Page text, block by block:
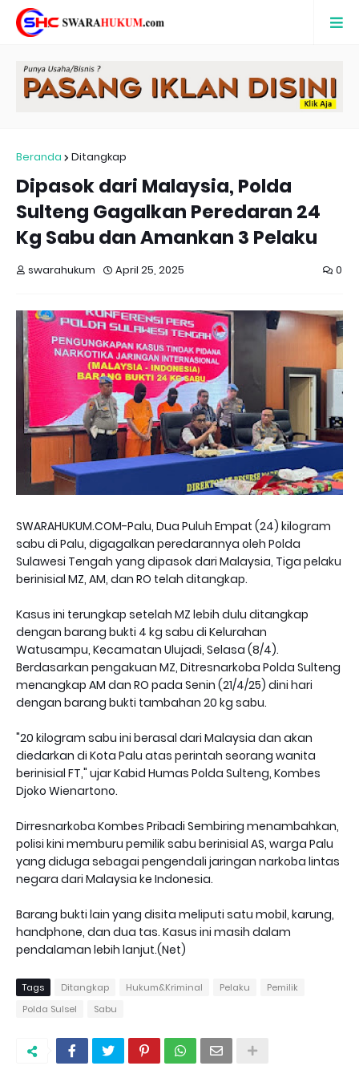
Beranda Ditangkap
Dipasok dari Malaysia, Polda
Sulteng Gagalkan Peredaran 24
Kg Sabu dan Amankan 3 Pelaku
swarahukum April 25, 2025 0
SWARAHUKUM.COM-Palu, Dua Puluh Empat (24) kilogram
sabu di Palu, digagalkan peredarannya oleh Polda
Sulawesi Tengah yang dipasok dari Malaysia, Tiga pelaku
berinisial MZ, AM, dan RO telah ditangkap.
Kasus ini terungkap setelah MZ lebih dulu ditangkap
dengan barang bukti 4 kg sabu di Kelurahan
Watusampu, Kecamatan Ulujadi, Selasa (8/4).
Berdasarkan pengakuan MZ, Ditresnarkoba Polda Sulteng
menangkap AM dan RO pada Senin (21/4/25) dini hari
dengan barang bukti tambahan 20 kg sabu.
"20 kilogram sabu ini berasal dari Malaysia dan akan
diedarkan di Kota Palu atas perintah seorang wanita
berinisial FT," ujar Kabid Humas Polda Sulteng, Kombes
Djoko Wienartono.
Dirresnarkoba Kombes Pribadi Sembiring menambahkan,
polisi kini memburu pemilik sabu berinisial AS, warga Palu
yang diduga sebagai pengendali jaringan narkoba lintas
negara dari Malaysia ke Indonesia.
Barang bukti lain yang disita meliputi satu mobil, karung,
handphone, dan dua tas. Kasus ini masih dalam
pendalaman lebih lanjut.(Net)
Tags Ditangkap Hukum&Kriminal Pelaku
Pemilik
Polda Sulsel
Sabu